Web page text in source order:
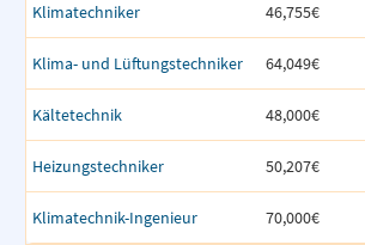
Klimatechniker 46,755€
Klima- und Lüftungstechniker 64,049€
Kältetechnik 48,000€
Heizungstechniker 50,207€
Klimatechnik-Ingenieur 70,000€